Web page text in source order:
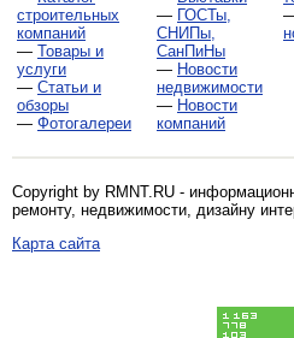
строительных
компаний
— Товары и
услуги
— Статьи и
обзоры
— Фотогалереи
— ГОСТы,
СНИПы,
СанПиНы
— Новости
недвижимости
— Новости
компаний
Copyright by RMNT.RU -
ремонту, недвижимости, дизайну
Карта сайта